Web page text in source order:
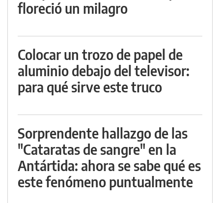
floreció un milagro
Colocar un trozo de papel de
aluminio debajo del televisor:
para qué sirve este truco
Sorprendente hallazgo de las
"Cataratas de sangre" en la
Antártida: ahora se sabe qué es
este fenómeno puntualmente